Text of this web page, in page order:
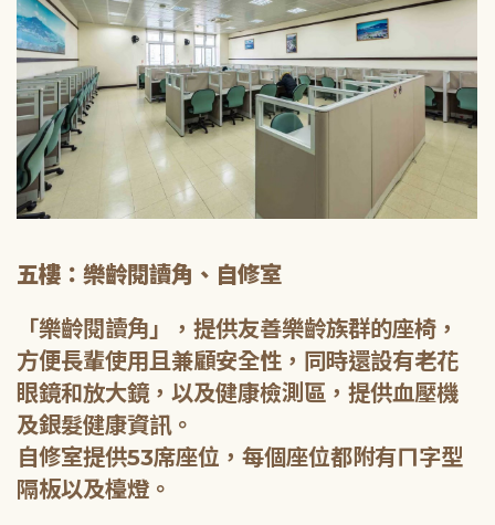
五樓：樂齡閱讀角、自修室
「樂齡閱讀角」，提供友善樂齡族群的座椅，
方便長輩使用且兼顧安全性，同時還設有老花
眼鏡和放大鏡，以及健康檢測區，提供血壓機
及銀髮健康資訊。
自修室提供53席座位，每個座位都附有ㄇ字型